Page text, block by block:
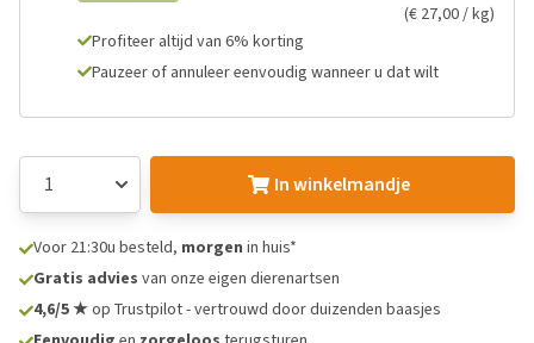
(€ 27,00 / kg)
Profiteer altijd van 6% korting
Pauzeer of annuleer eenvoudig wanneer u dat wilt
In winkelmandje
Voor 21:30u besteld, morgen in huis*
Gratis advies van onze eigen dierenartsen
4,6/5 ★op Trustpilot - vertrouwd door duizenden baasjes